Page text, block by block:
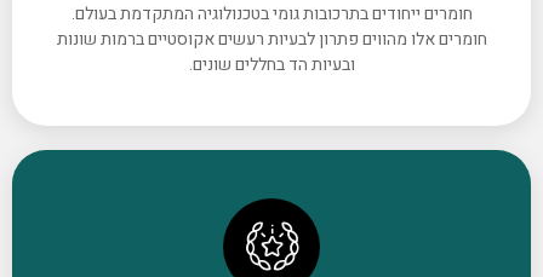
חומרים ייחודים בתרכובות גומי בטכנולוגיה המתקדמת בעולם.
חומרים אלו מהווים פתרון לבעיות רעשים אקוסטיים ברמות שונות
ובעיות הד בחללים שונים.